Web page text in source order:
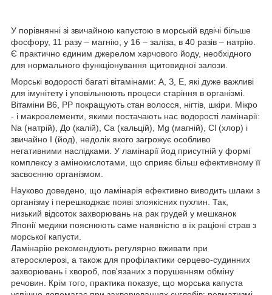
У порівнянні зі звичайною капустою в морській вдвічі більше
фосфору, 11 разу – магнію, у 16 – заліза, в 40 разів – натрію.
Є практично єдиним джерелом харчового йоду, необхідного
для нормального функціонування щитовидної залози.
Морські водорості багаті вітамінами: А, З, E, які дуже важливі
для імунітету і уповільнюють процеси старіння в організмі.
Вітаміни B6, PP покращують стан волосся, нігтів, шкіри. Мікро
- і макроелементи, якими постачають нас водорості ламінарії:
Na (натрій), До (калій), Ca (кальцій), Mg (магній), Cl (хлор) і
звичайно I (йод), недолік якого загрожує особливо
негативними наслідками. У ламінарії йод присутній у формі
комплексу з амінокислотами, що сприяє більш ефективному її
засвоєнню організмом.
Науково доведено, що ламінарія ефективно виводить шлаки з
організму і перешкоджає появі злоякісних пухлин. Так,
низький відсоток захворювань на рак грудей у мешканок
Японії медики пояснюють саме наявністю в їх раціоні страв з
морської капусти.
Ламінарію рекомендують регулярно вживати при
атеросклерозі, а також для профілактики серцево-судинних
захворювань і хвороб, пов'язаних з порушенням обміну
речовин. Крім того, практика показує, що морська капуста